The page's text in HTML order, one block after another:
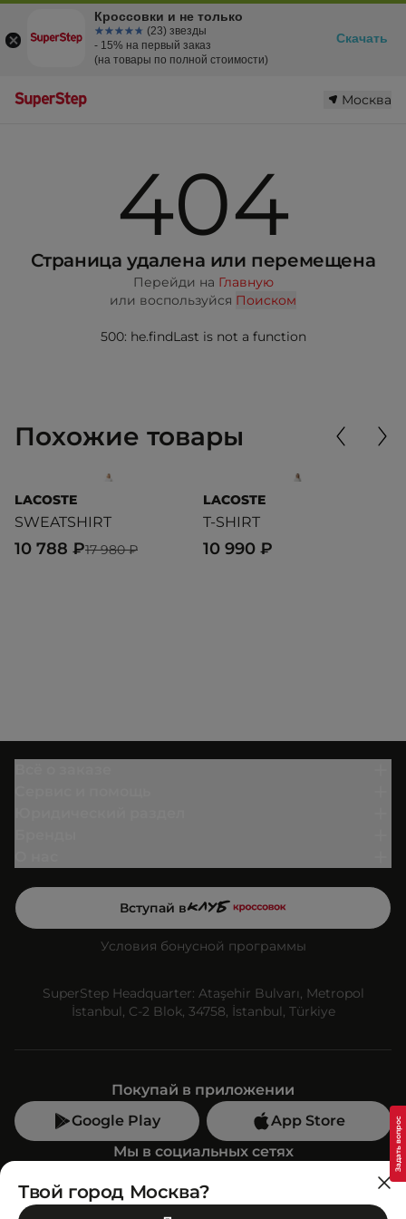
Москва
404
Страница удалена или перемещена
Перейди на Главную
или воспользуйся Поиском
500: he.findLast is not a function
Похожие товары
LACOSTE
SWEATSHIRT
17 980 ₽
10 788 ₽
LACOSTE
T-SHIRT
10 990 ₽
Вступай в
Условия бонусной программы
SuperStep Headquarter: Ataşehir Bulvarı, Metropol
İstanbul, C-2 Blok, 34758, İstanbul, Türkiye
Покупай в приложении
Google Play
App Store
Мы в социальных сетях
Позвони нам
Твой город Москва?
Кроссовки и не только
☆☆☆☆☆
★★★★★ (23) звезды
- 15% на первый заказ
(на товары по полной стоимости)
Скачать